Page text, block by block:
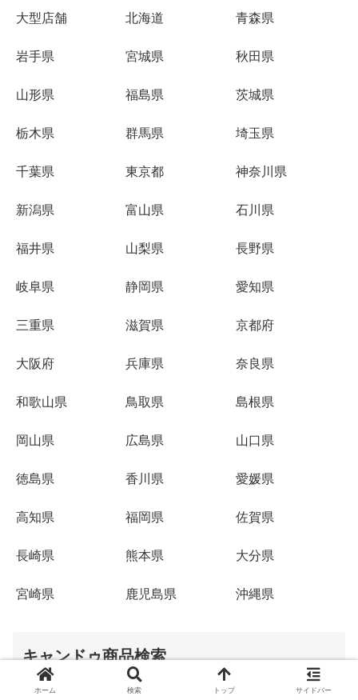
大型店舗 北海道 青森県
岩手県 宮城県 秋田県
山形県 福島県 茨城県
栃木県 群馬県 埼玉県
千葉県 東京都 神奈川県
新潟県 富山県 石川県
福井県 山梨県 長野県
岐阜県 静岡県 愛知県
三重県 滋賀県 京都府
大阪府 兵庫県 奈良県
和歌山県 鳥取県 島根県
岡山県 広島県 山口県
徳島県 香川県 愛媛県
高知県 福岡県 佐賀県
長崎県 熊本県 大分県
宮崎県 鹿児島県 沖縄県
キャンドゥ商品検索
ホーム 検索 トップ サイドバー